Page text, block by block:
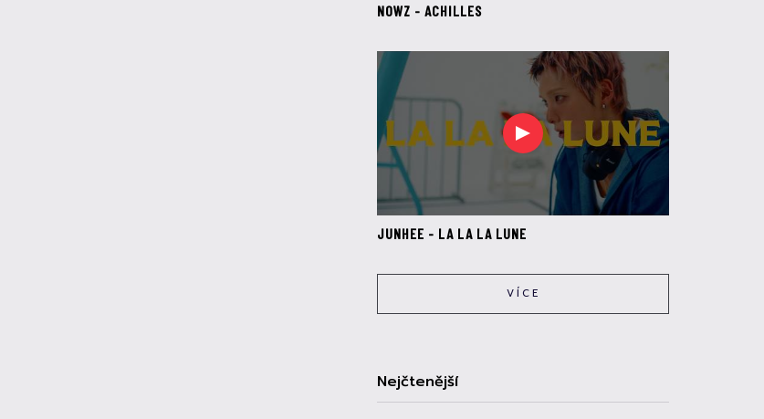
NOWZ - ACHILLES
JUNHEE - LA LA LA LUNE
VÍCE
Nejčtenější